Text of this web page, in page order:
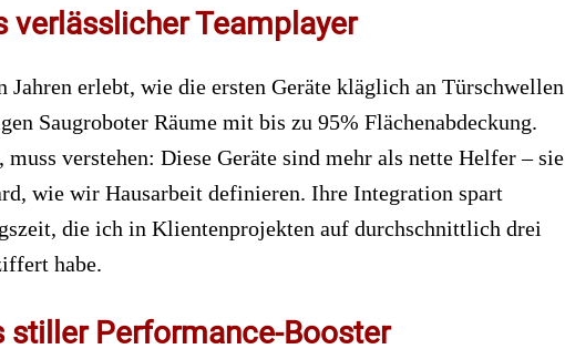
verlässlicher Teamplayer
Jahren erlebt, wie die ersten Geräte kläglich an Türschwellen
Saugroboter Räume mit bis zu 95% Flächenabdeckung.
muss verstehen: Diese Geräte sind mehr als nette Helfer – sie
wie wir Hausarbeit definieren. Ihre Integration spart
die ich in Klientenprojekten auf durchschnittlich drei
habe.
stiller Performance-Booster